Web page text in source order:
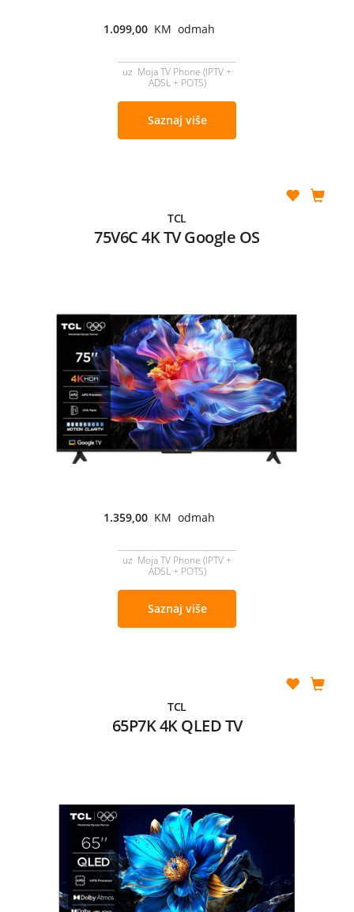
1.099,00 KM odmah
uz Moja TV Phone (IPTV +
ADSL + POTS)
Saznaj više
TCL
75V6C 4K TV Google OS
1.359,00 KM odmah
uz Moja TV Phone (IPTV +
ADSL + POTS)
Saznaj više
TCL
65P7K 4K QLED TV